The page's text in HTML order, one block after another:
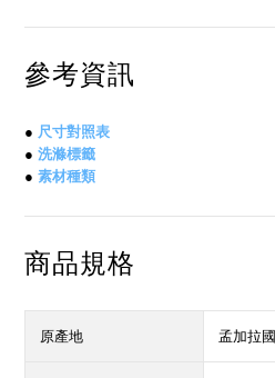
參考資訊
● 尺寸對照表
● 洗滌標籤
● 素材種類
商品規格
原產地 孟加拉國